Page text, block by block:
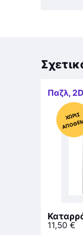
Παζλ,
Χ
ΩΡΊΣ
Α
Π
Ό
ΘΕ
11,50 €